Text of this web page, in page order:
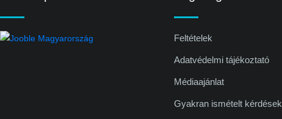
Feltételek
Adatvédelmi tájékoztató
Médiaajánlat
Gyakran ismételt kérdések